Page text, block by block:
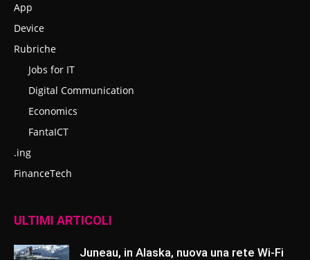
App
Device
Rubriche
Jobs for IT
Digital Communication
Economics
FantaICT
.ing
FinanceTech
ULTIMI ARTICOLI
Juneau, in Alaska, nuova una rete Wi-Fi